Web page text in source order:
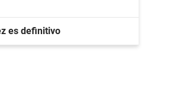
es definitivo